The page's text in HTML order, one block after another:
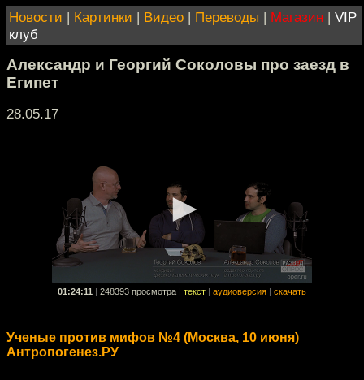
Новости | Картинки | Видео | Переводы | Магазин | VIP
клуб
Александр и Георгий Соколовы про заезд в
Египет
28.05.17
01:24:11 248393 просмотра текст аудиоверсия скачать
Ученые против мифов №4 (Москва, 10 июня)
Антропогенез.РУ